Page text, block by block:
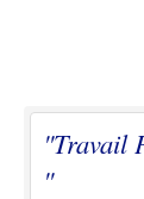
"Travail
"